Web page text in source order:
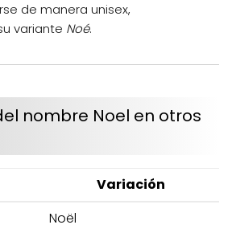
de manera unisex,
variante Noé.
nombre Noel en otros
Variación
Noël